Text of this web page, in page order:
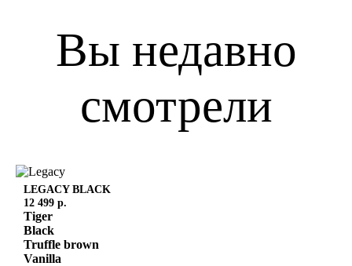
Вы недавно
смотрели
LEGACYBLACK
12 499 р.
Tiger
Black
Truffle brown
Vanilla